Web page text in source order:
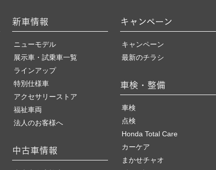
新車情報
ニューモデル
展示車・試乗車一覧
ラインアップ
特別仕様車
アクセサリーストア
福祉車両
法人のお客様へ
中古車情報
キャンペーン
キャンペーン
最新のチラシ
車検・整備
車検
点検
Honda Total Care
カーケア
まかせチャオ